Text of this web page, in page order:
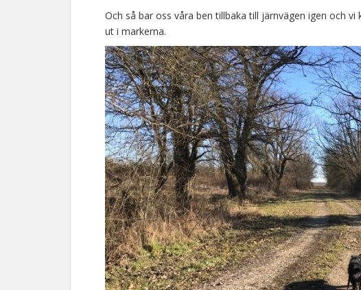
Och så bar oss våra ben tillbaka till järnvägen igen och
ut i markerna.